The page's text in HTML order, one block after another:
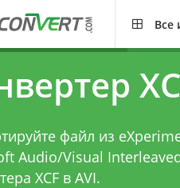
Все
файл из
Audio/Visual
XCF в AVI.